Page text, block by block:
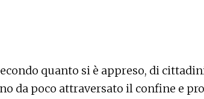
quanto si è appreso, di
da poco attraversato il confine e